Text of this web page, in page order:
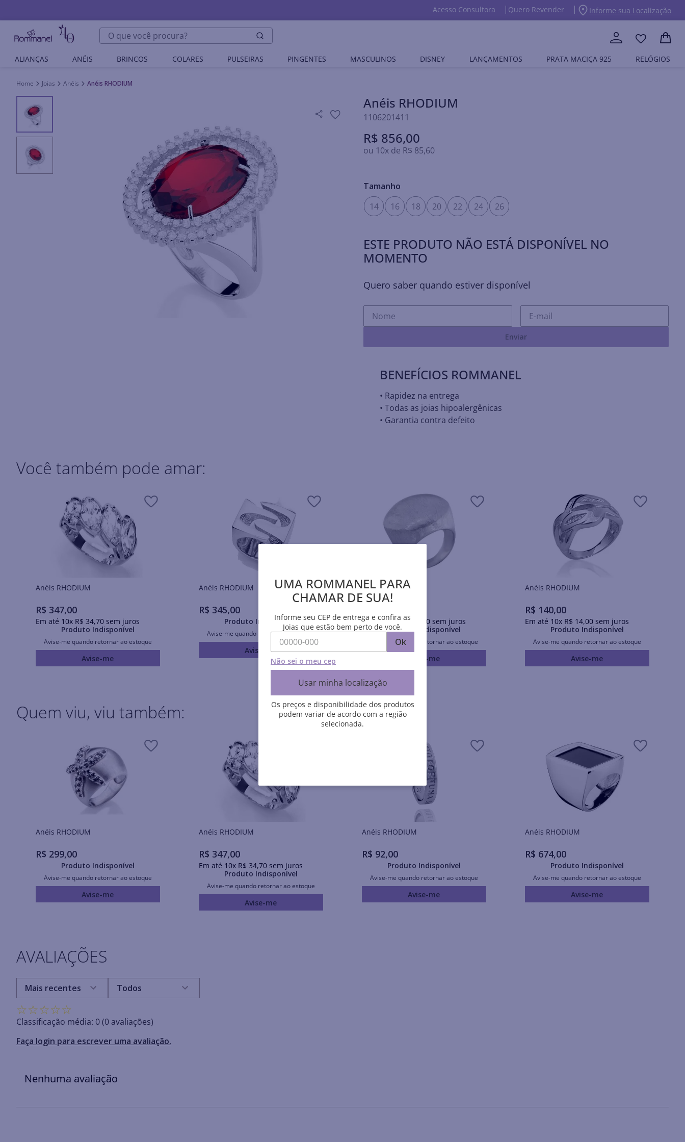
Acesso Consultora Quero Revender Informe sua Localização
O que você procura?
ALIANÇAS ANÉIS BRINCOS COLARES PULSEIRAS PINGENTES MASCULINOS DISNEY LANÇAMENTOS PRATA MACIÇA 925 RELÓGIOS
Joias Anéis Anéis RHODIUM
Anéis RHODIUM
1106201411
R$ 856,00
ou 10x de R$ 85,60
Tamanho
14
16 18 20 22 24 26
ESTE PRODUTO NÃO ESTÁ DISPONÍVEL NO
MOMENTO
Quero saber quando estiver disponível
Enviar
BENEFÍCIOS ROMMANEL
• Rapidez na entrega
• Todas as joias hipoalergênicas
• Garantia contra defeito
Você também pode amar:
Anéis RHODIUM
R$ 347,00
Em até 10x R$ 34,70sem juros
Produto Indisponível
Avise-me quando retornar ao estoque
Avise-me
Anéis RHODIUM
R$ 345,00
Produto Indisponível
Avise-me quando retornar ao estoque
Avise-me
Anéis RHODIUM
Em até10x R$ 40sem juros
Produto Indisponível
Avise-me quando retornar ao estoque
Avise-me
Anéis RHODIUM
R$ 140,00
Em até 10x R$ 14,00sem juros
Produto Indisponível
Avise-me quando retornar ao estoque
Avise-me
Quem viu, viu também:
Anéis RHODIUM
R$ 299,00
Produto Indisponível
Avise-me quando retornar ao estoque
Avise-me
Anéis RHODIUM
R$ 347,00
Em até 10x R$ 34,70sem juros
Produto Indisponível
Avise-me quando retornar ao estoque
Avise-me
Anéis RHODIUM
R$ 92,00
Produto Indisponível
Avise-me quando retornar ao estoque
Avise-me
Anéis RHODIUM
R$ 674,00
Produto Indisponível
Avise-me quando retornar ao estoque
Avise-me
AVALIAÇÕES
☆☆☆☆☆
Classificação média: 0(0 avaliações)
Faça login para escrever uma avaliação.
Mais recentes Todos
Nenhuma avaliação
UMA ROMMANEL PARA
CHAMAR DE SUA!
Informe seu CEP de entrega e confira as
Joias que estão bem perto de você.
Ok
Não sei o meu cep
Usar minha localização
Os preços e disponibilidade dos produtos
podem variar de acordo com a região
selecionada.